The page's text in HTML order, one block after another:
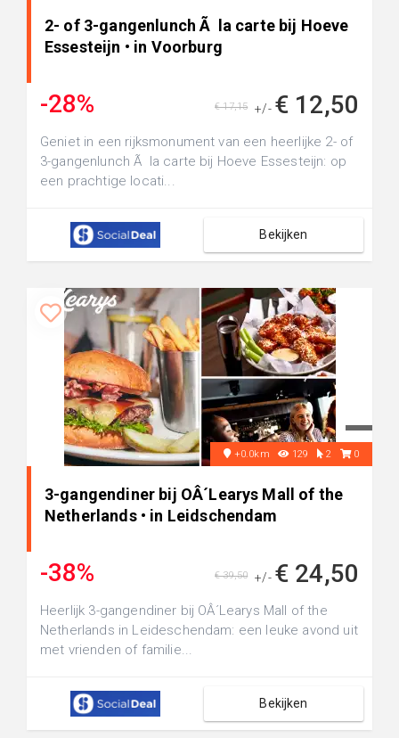
2- of 3-gangenlunch Ã la carte bij Hoeve
Essesteijn • in Voorburg
-28% +/- € 12,50
€ 17,15
Geniet in een rijksmonument van een heerlijke 2- of
3-gangenlunch Ã la carte bij Hoeve Essesteijn: op
een prachtige locati...
Bekijken
+0.0km 129 2 0
3-gangendiner bij OÂ´Learys Mall of the
Netherlands • in Leidschendam
-38% +/- € 24,50
€ 39,50
Heerlijk 3-gangendiner bij OÂ´Learys Mall of the
Netherlands in Leideschendam: een leuke avond uit
met vrienden of familie...
Bekijken